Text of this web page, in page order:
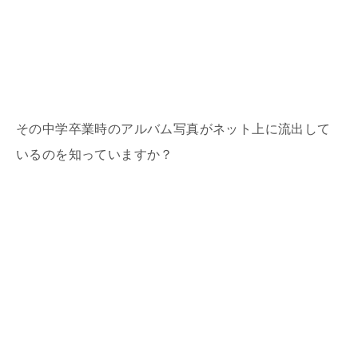
その中学卒業時のアルバム写真がネット上に流出して
いるのを知っていますか？